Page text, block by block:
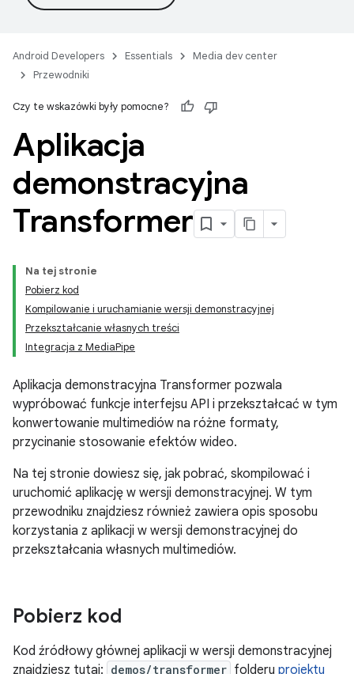
Android Developers Essentials
Media dev center
Przewodniki
Czy te wskazówki były pomocne?
Aplikacja
demonstracyjna
Transformer
Na tej stronie
Pobierz kod
Kompilowanie i uruchamianie wersji demonstracyjnej
Przekształcanie własnych treści
Integracja z MediaPipe
Aplikacja demonstracyjna Transformer pozwala
wypróbować funkcje interfejsu API i przekształcać w tym
konwertowanie multimediów na różne formaty,
przycinanie stosowanie efektów wideo.
Na tej stronie dowiesz się, jak pobrać, skompilować i
uruchomić aplikację w wersji demonstracyjnej. W tym
przewodniku znajdziesz również zawiera opis sposobu
korzystania z aplikacji w wersji demonstracyjnej do
przekształcania własnych multimediów.
Pobierz kod
Kod źródłowy głównej aplikacji w wersji demonstracyjnej
znajdziesz tutaj: demos/transformer folderu projektu